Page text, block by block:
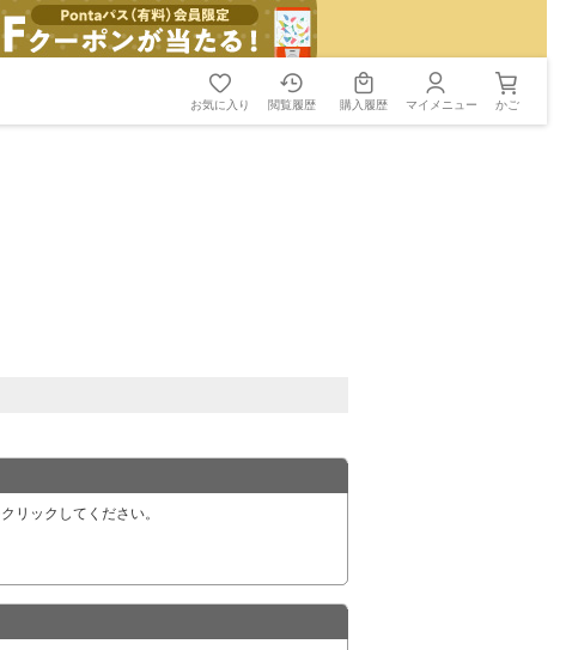
お気に入り 閲覧履歴 購入履歴 マイメニュー かご
リックしてください。